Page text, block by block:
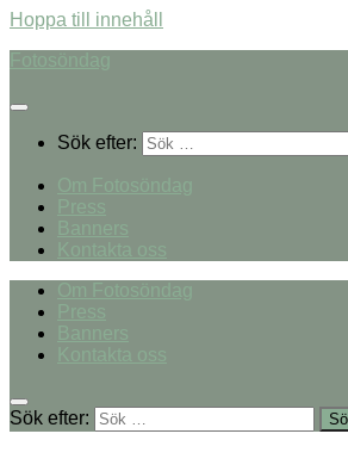
Hoppa till innehåll
Fotosöndag
Sök efter:
Om Fotosöndag
Press
Banners
Kontakta oss
Om Fotosöndag
Press
Banners
Kontakta oss
Sök efter: